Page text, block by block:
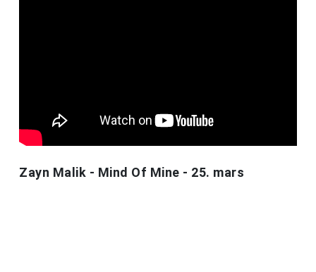
Zayn Malik - Mind Of Mine - 25. mars